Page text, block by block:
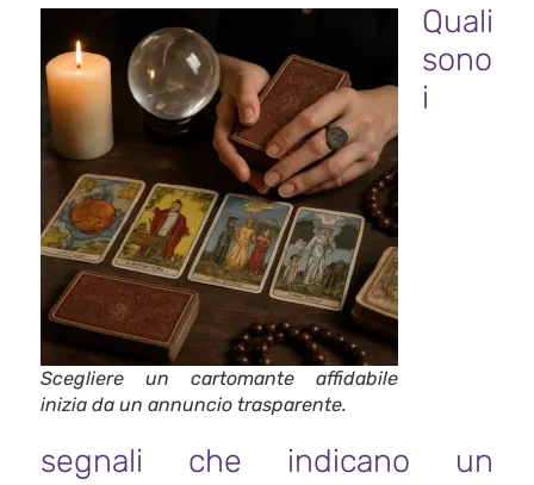
Scegliere un cartomante affidabile
inizia da un annuncio trasparente.
Quali
sono
i
segnali che indicano un